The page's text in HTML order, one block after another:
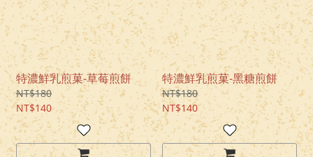
特濃鮮乳煎菓-草莓煎餅
NT$180
NT$140
特濃鮮乳煎菓-黑糖煎餅
NT$180
NT$140